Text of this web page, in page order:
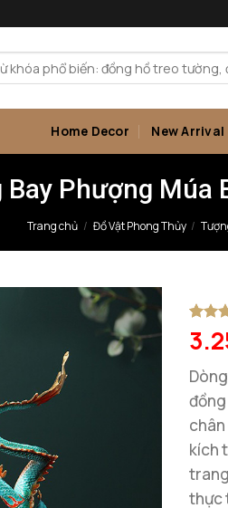
Home Decor New Arrival
Bay Phượng Múa
Trang chủ / Đồ Vật Phong Thủy /
5trên
dựa
1
kích
thực